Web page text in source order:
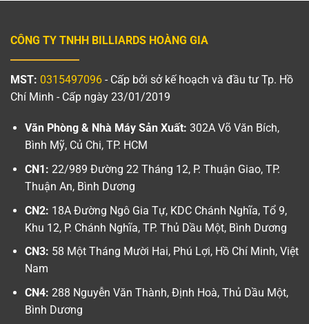
CÔNG TY TNHH BILLIARDS HOÀNG GIA
MST: 0315497096 - Cấp bởi sở kế hoạch và đầu tư Tp. Hồ
Chí Minh - Cấp ngày 23/01/2019
Văn Phòng & Nhà Máy Sản Xuất: 302A Võ Văn Bích,
Bình Mỹ, Củ Chi, TP. HCM
CN1: 22/989 Đường 22 Tháng 12, P. Thuận Giao, TP.
Thuận An, Bình Dương
CN2: 18A Đường Ngô Gia Tự, KDC Chánh Nghĩa, Tổ 9,
Khu 12, P. Chánh Nghĩa, TP. Thủ Dầu Một, Bình Dương
CN3: 58 Một Tháng Mười Hai, Phú Lợi, Hồ Chí Minh, Việt
Nam
CN4: 288 Nguyễn Văn Thành, Định Hoà, Thủ Dầu Một,
Bình Dương